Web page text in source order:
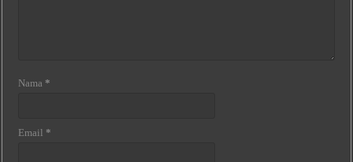
Nama *
Email *